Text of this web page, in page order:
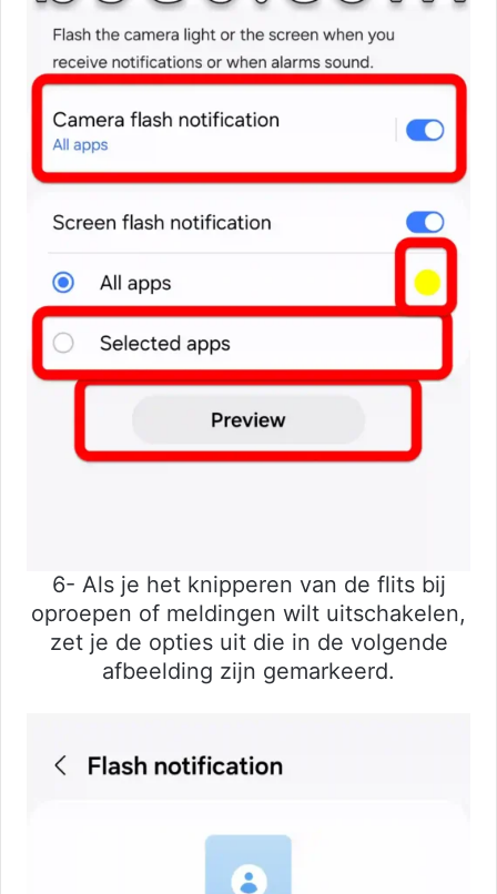
6- Als je het knipperen van de flits bij
oproepen of meldingen wilt uitschakelen,
zet je de opties uit die in de volgende
afbeelding zijn gemarkeerd.